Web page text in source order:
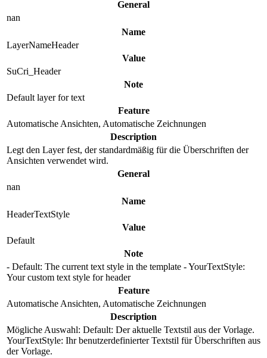
General
nan
Name
LayerNameHeader
Value
SuCri_Header
Note
Default layer for text
Feature
Automatische Ansichten, Automatische Zeichnungen
Description
Legt den Layer fest, der standardmäßig für die Überschriften der
Ansichten verwendet wird.
General
nan
Name
HeaderTextStyle
Value
Default
Note
- Default: The current text style in the template - YourTextStyle:
Your custom text style for header
Feature
Automatische Ansichten, Automatische Zeichnungen
Description
Mögliche Auswahl: Default: Der aktuelle Textstil aus der Vorlage.
YourTextStyle: Ihr benutzerdefinierter Textstil für Überschriften aus
der Vorlage.